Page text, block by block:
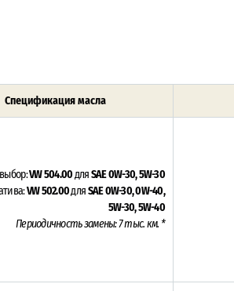
Спецификация масла
VW 504.00дляSAE 0W-30, 5W-30
VW 502.00дляSAE 0W-30, 0W-40,
5W-30, 5W-40
Периодичность замены: 7 тыс. км. *